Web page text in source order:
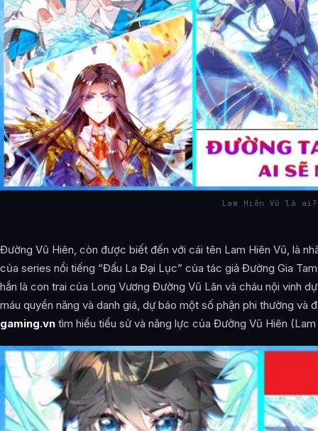
Lam Hiên Vũ là ai?
Đường Vũ Hiên, còn được biết đến với cái tên Lam Hiên Vũ, là
của series nổi tiếng “Đấu La Đại Lục” của tác giả Đường Gia
hắn là con trai của Long Vương Đường Vũ Lân và cháu nội vinh
máu quyền năng và danh giá, dự báo một số phận phi thường và
gaming.vn tìm hiểu tiểu sử và năng lực của Đường Vũ Hiên